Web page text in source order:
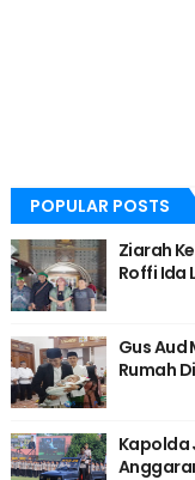
POPULAR POSTS
Ziarah
Roffi Ida
Gus Aud
Rumah
Kapolda